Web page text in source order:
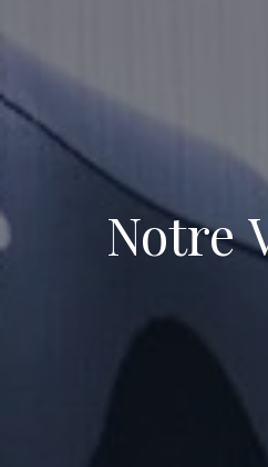
Notre